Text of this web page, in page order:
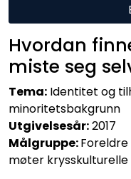
Hvordan
miste seg
Tema: Identitet og
minoritetsbakgrunn
Utgivelsesår:2017
Målgruppe:
møter